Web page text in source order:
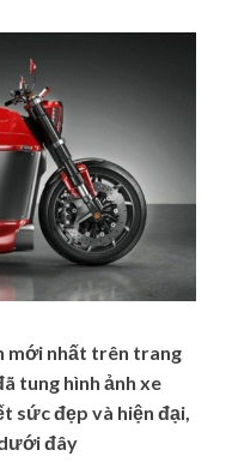
mới nhất trên trang
tung hình ảnh xe
sức đẹp và hiện đại,
đây